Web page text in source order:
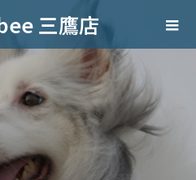
三鷹店